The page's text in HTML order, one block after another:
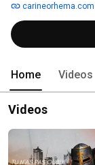
pour notre Dieu, notre
C'est aussi le
carineorhema.com
Home Videos
Videos